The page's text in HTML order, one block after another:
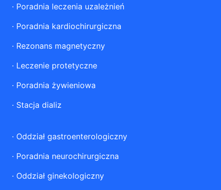
· Poradnia leczenia uzależnień
· Poradnia kardiochirurgiczna
· Rezonans magnetyczny
· Leczenie protetyczne
· Poradnia żywieniowa
· Stacja dializ
· Oddział gastroenterologiczny
· Poradnia neurochirurgiczna
· Oddział ginekologiczny